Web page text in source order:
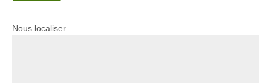
Nous localiser